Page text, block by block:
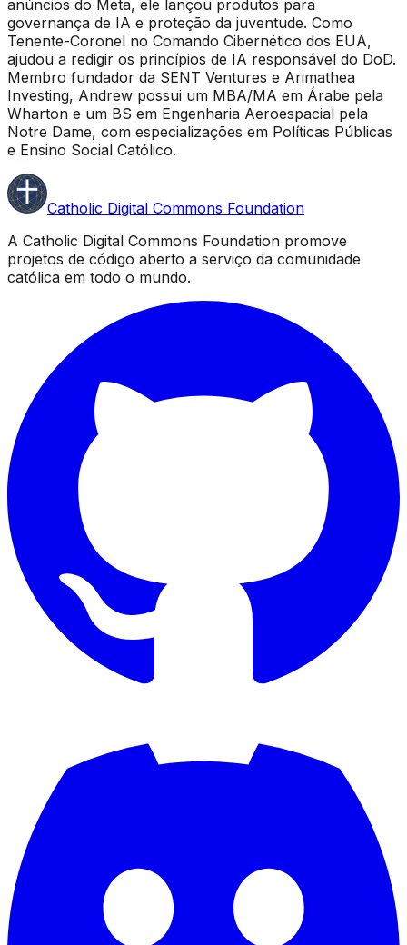
anúncios do Meta, ele lançou produtos para
governança de IA e proteção da juventude. Como
Tenente-Coronel no Comando Cibernético dos EUA,
ajudou a redigir os princípios de IA responsável do DoD.
Membro fundador da SENT Ventures e Arimathea
Investing, Andrew possui um MBA/MA em Árabe pela
Wharton e um BS em Engenharia Aeroespacial pela
Notre Dame, com especializações em Políticas Públicas
e Ensino Social Católico.
Catholic Digital Commons Foundation
A Catholic Digital Commons Foundation promove
projetos de código aberto a serviço da comunidade
católica em todo o mundo.